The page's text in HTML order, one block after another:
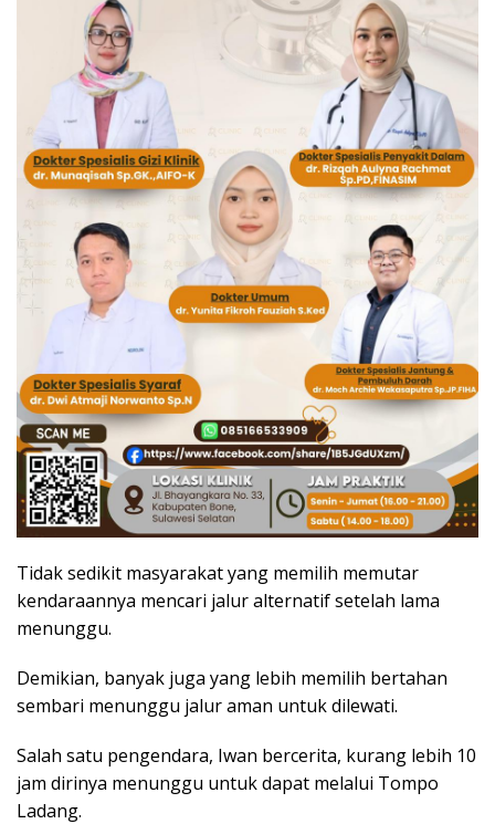
Tidak sedikit masyarakat yang memilih memutar
kendaraannya mencari jalur alternatif setelah lama
menunggu.
Demikian, banyak juga yang lebih memilih bertahan
sembari menunggu jalur aman untuk dilewati.
Salah satu pengendara, Iwan bercerita, kurang lebih 10
jam dirinya menunggu untuk dapat melalui Tompo
Ladang.